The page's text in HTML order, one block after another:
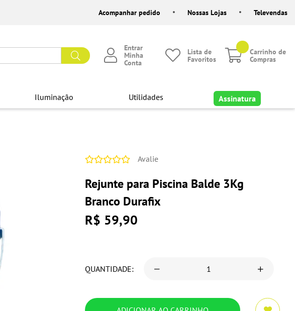
Acompanhar pedido Nossas Lojas Televendas
Entrar
Minha
Conta
Lista de
Favoritos
Carrinho de
Compras
Iluminação Utilidades Assinatura
Avalie
Rejunte para Piscina Balde 3Kg
Branco Durafix
R$ 59,90
QUANTIDADE: